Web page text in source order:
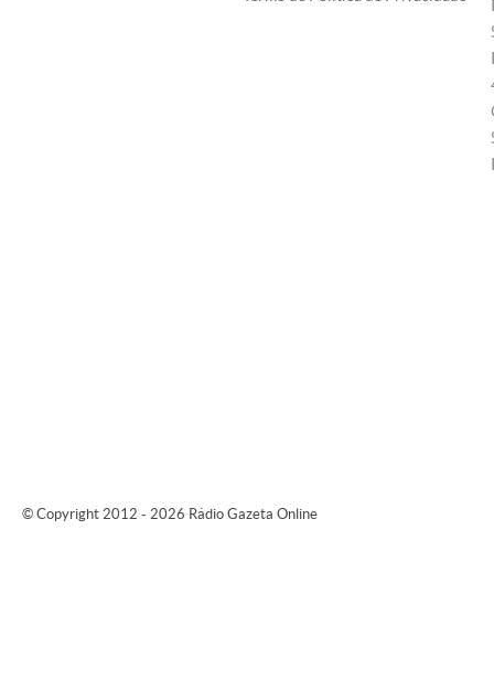
© Copyright 2012 - 2026 Rádio Gazeta Online